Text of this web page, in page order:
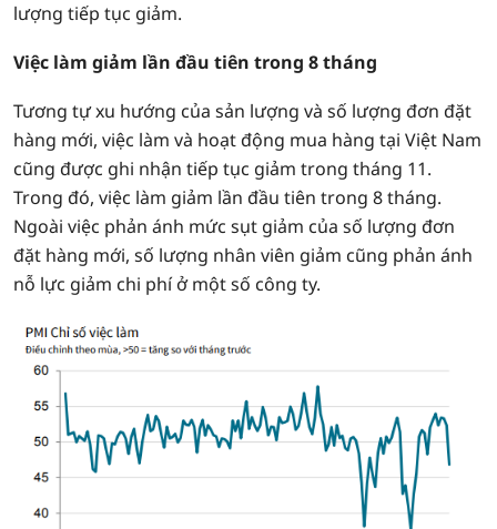
lượng tiếp tục giảm.
Việc làm giảm lần đầu tiên trong 8 tháng
Tương tự xu hướng của sản lượng và số lượng đơn đặt
hàng mới, việc làm và hoạt động mua hàng tại Việt Nam
cũng được ghi nhận tiếp tục giảm trong tháng 11.
Trong đó, việc làm giảm lần đầu tiên trong 8 tháng.
Ngoài việc phản ánh mức sụt giảm của số lượng đơn
đặt hàng mới, số lượng nhân viên giảm cũng phản ánh
nỗ lực giảm chi phí ở một số công ty.